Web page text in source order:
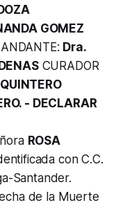
GOMEZ
Dra.
CURADOR
- DECLARAR
ROSA
con C.C.
Santander.
de la Muerte